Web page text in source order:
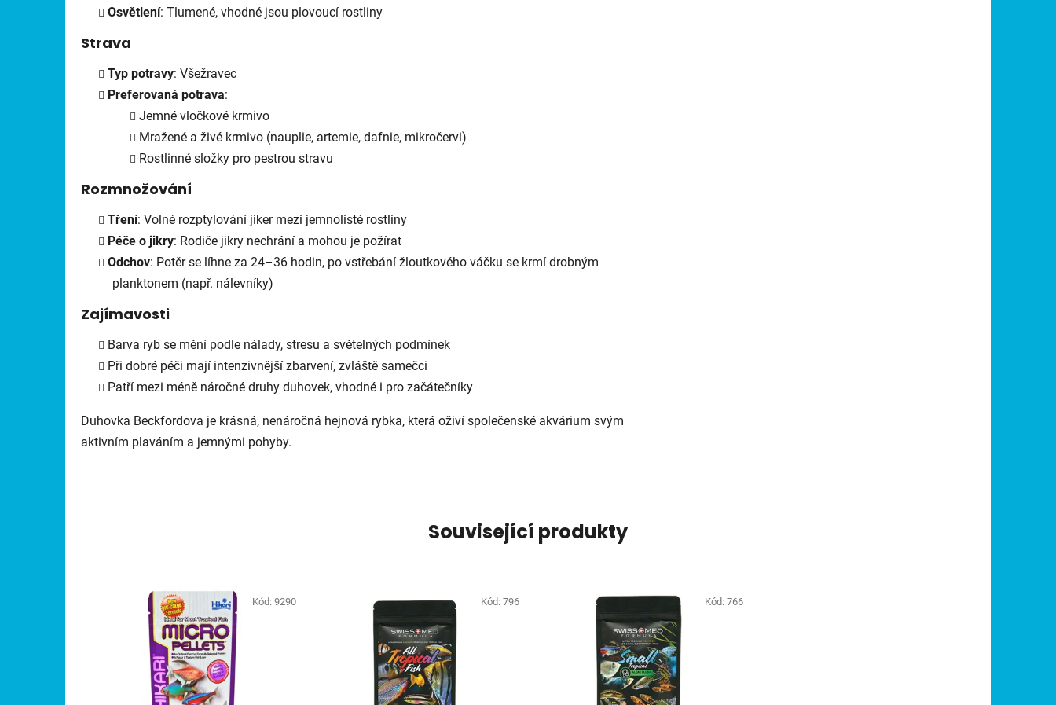
Osvětlení: Tlumené, vhodné jsou plovoucí rostliny
Strava
Typ potravy: Všežravec
Preferovaná potrava:
Jemné vločkové krmivo
Mražené a živé krmivo (nauplie, artemie, dafnie, mikročervi)
Rostlinné složky pro pestrou stravu
Rozmnožování
Tření: Volné rozptylování jiker mezi jemnolisté rostliny
Péče o jikry: Rodiče jikry nechrání a mohou je požírat
Odchov: Potěr se líhne za 24–36 hodin, po vstřebání žloutkového váčku se krmí drobným
planktonem (např. nálevníky)
Zajímavosti
Barva ryb se mění podle nálady, stresu a světelných podmínek
Při dobré péči mají intenzivnější zbarvení, zvláště samečci
Patří mezi méně náročné druhy duhovek, vhodné i pro začátečníky
Duhovka Beckfordova je krásná, nenáročná hejnová rybka, která oživí společenské akvárium svým
aktivním plaváním a jemnými pohyby.
Související produkty
Kód: 9290 Kód: 796 Kód: 766